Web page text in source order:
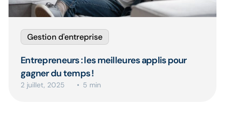
Gestion d'entreprise
2 juillet, 2025 5 min
Entrepreneurs : les meilleures applis pour
gagner du temps !